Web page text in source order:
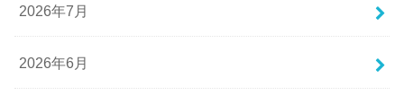
2026年7月
2026年6月